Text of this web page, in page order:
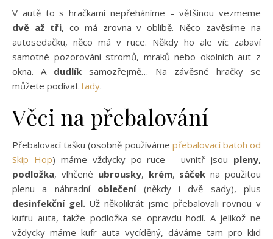
V autě to s hračkami nepřeháníme – většinou vezmeme
dvě až tři, co má zrovna v oblibě. Něco zavěsíme na
autosedačku, něco má v ruce. Někdy ho ale víc zabaví
samotné pozorování stromů, mraků nebo okolních aut z
okna. A dudlík samozřejmě… Na závěsné hračky se
můžete podívat tady.
Věci na přebalování
Přebalovací tašku (osobně používáme přebalovací batoh od
Skip Hop) máme vždycky po ruce – uvnitř jsou pleny,
podložka, vlhčené ubrousky, krém, sáček na použitou
plenu a náhradní oblečení(někdy i dvě sady), plus
desinfekční gel.Už několikrát jsme přebalovali rovnou v
kufru auta, takže podložka se opravdu hodí. A jelikož ne
vždycky máme kufr auta vycíděný, dáváme tam pro klid